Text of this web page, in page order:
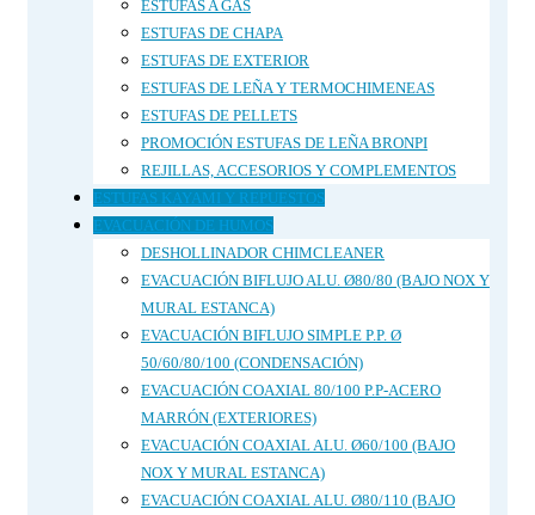
ESTUFAS A GAS
ESTUFAS DE CHAPA
ESTUFAS DE EXTERIOR
ESTUFAS DE LEÑA Y TERMOCHIMENEAS
ESTUFAS DE PELLETS
PROMOCIÓN ESTUFAS DE LEÑA BRONPI
REJILLAS, ACCESORIOS Y COMPLEMENTOS
ESTUFAS KAYAMI Y REPUESTOS
EVACUACIÓN DE HUMOS
DESHOLLINADOR CHIMCLEANER
EVACUACIÓN BIFLUJO ALU. Ø80/80 (BAJO NOX Y
MURAL ESTANCA)
EVACUACIÓN BIFLUJO SIMPLE P.P. Ø
50/60/80/100 (CONDENSACIÓN)
EVACUACIÓN COAXIAL 80/100 P.P-ACERO
MARRÓN (EXTERIORES)
EVACUACIÓN COAXIAL ALU. Ø60/100 (BAJO
NOX Y MURAL ESTANCA)
EVACUACIÓN COAXIAL ALU. Ø80/110 (BAJO